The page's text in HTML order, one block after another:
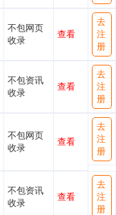
不包网页
收录
查看
去
注
册
不包资讯
收录
查看
去
注
册
不包网页
收录
查看
去
注
册
不包资讯
收录
查看
去
注
册